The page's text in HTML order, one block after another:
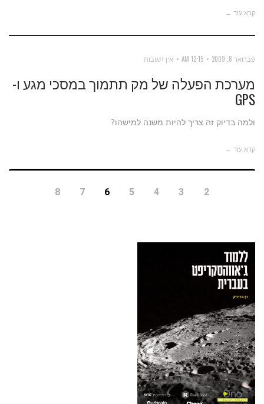
קרא עוד ←
פברואר 8, 2009 12:15 AM אין תגובות
מערכת הפעלה של מק תתמוך במסכי מגע ו-
GPS
ולמה בדיוק זה צריך להיות משנה למישהו?
קרא עוד ←
2
3
4
5
6
7
8